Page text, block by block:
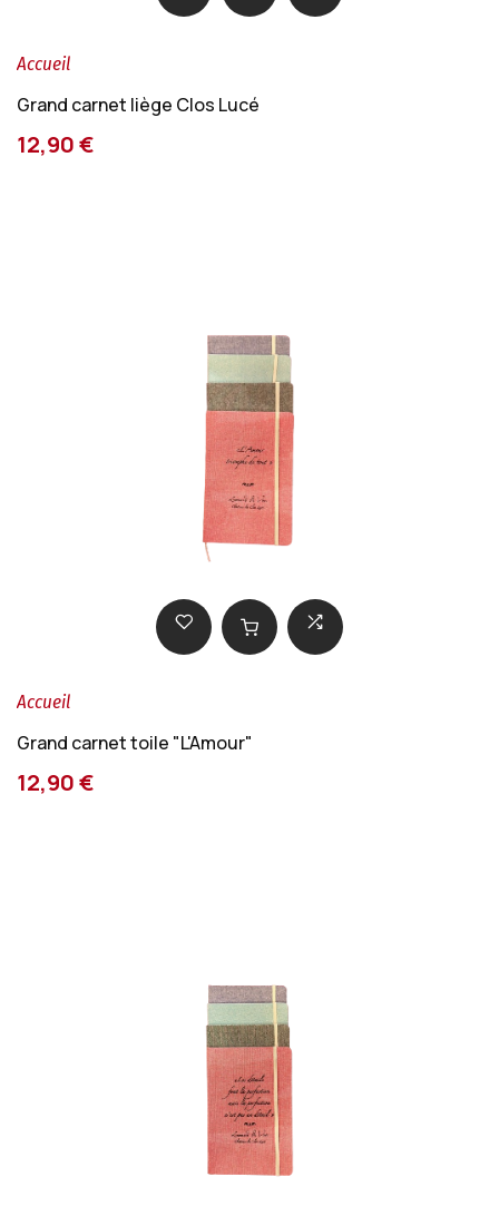
Accueil
Grand carnet liège Clos Lucé
12,90 €
Accueil
Grand carnet toile "L'Amour"
12,90 €